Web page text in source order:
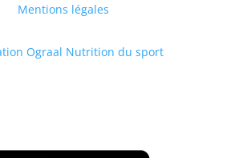
Mentions légales
Ograal Nutrition du sport